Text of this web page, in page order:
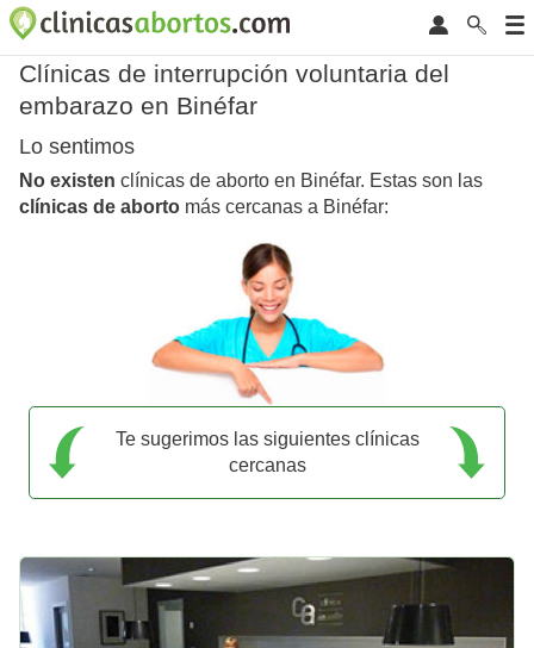
Clínicas de interrupción voluntaria del
embarazo en Binéfar
Lo sentimos
No existen clínicas de aborto en Binéfar. Estas son las
clínicas de aborto más cercanas a Binéfar:
Te sugerimos las siguientes clínicas
cercanas